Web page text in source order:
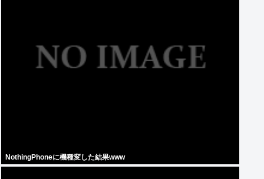
NothingPhoneに機種変した結果www